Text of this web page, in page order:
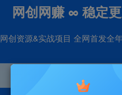
网创网赚 ∞ 稳定
网创资源&实战项目 全网首发全